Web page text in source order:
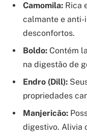
Camomila: Rica
calmante e
desconfortos.
Boldo: Contém
na digestão de
Endro (Dill):
propriedades
Manjericão:
digestivo. Alivia